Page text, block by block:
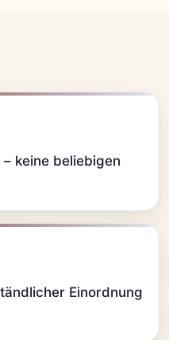
keine beliebigen
Einordnung